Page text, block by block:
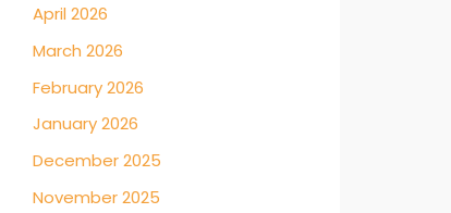
April 2026
March 2026
February 2026
January 2026
December 2025
November 2025